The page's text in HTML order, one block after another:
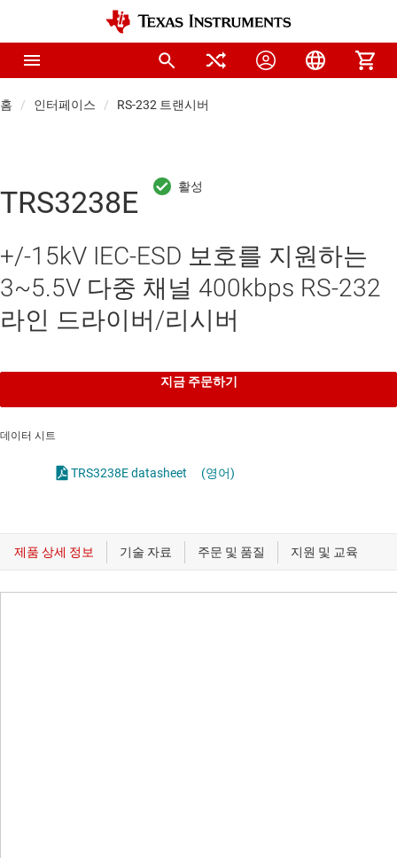
홈 인터페이스 RS-232 트랜시버
TRS3238E
+/-15kV IEC-ESD 보호를 지원하는
3~5.5V 다중 채널 400kbps RS-232
라인 드라이버/리시버
지금 주문하기
데이터 시트
TRS3238E datasheet (영어)